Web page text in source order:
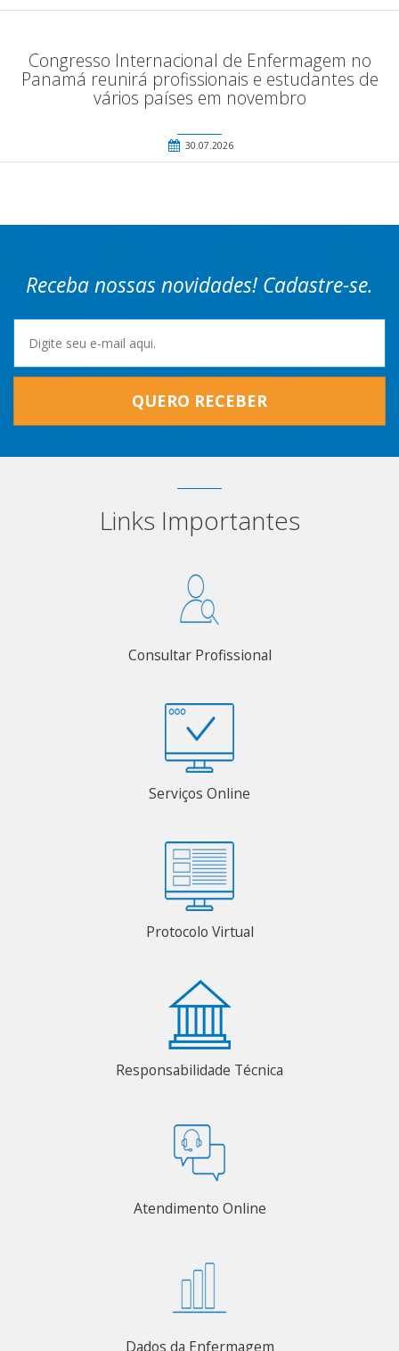
Congresso Internacional de Enfermagem no
Panamá reunirá profissionais e estudantes de
vários países em novembro
30.07.2026
Receba nossas novidades! Cadastre-se.
QUERO RECEBER
Links Importantes
Consultar Profissional
Serviços Online
Protocolo Virtual
Responsabilidade Técnica
Atendimento Online
Dados da Enfermagem